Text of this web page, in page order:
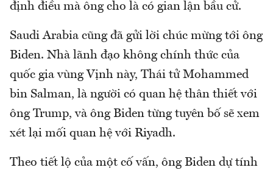
định điều mà ông cho là có gian lận bầu cử.
Saudi Arabia cũng đã gửi lời chúc mừng tới ông
Biden. Nhà lãnh đạo không chính thức của
quốc gia vùng Vịnh này, Thái tử Mohammed
bin Salman, là người có quan hệ thân thiết với
ông Trump, và ông Biden từng tuyên bố sẽ xem
xét lại mối quan hệ với Riyadh.
Theo tiết lộ của một cố vấn, ông Biden dự tính